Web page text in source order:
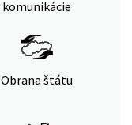
komunikácie
Obrana štátu